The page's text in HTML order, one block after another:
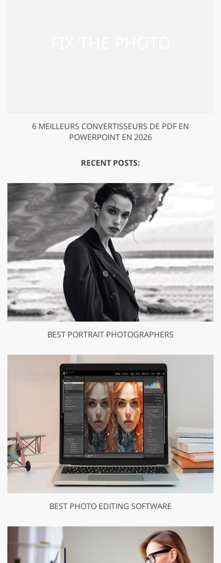
6 MEILLEURS CONVERTISSEURS DE PDF EN
POWERPOINT EN 2026
RECENT POSTS:
BEST PORTRAIT PHOTOGRAPHERS
BEST PHOTO EDITING SOFTWARE